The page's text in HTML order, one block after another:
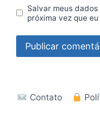
Salvar meus
próxima vez que
Contato